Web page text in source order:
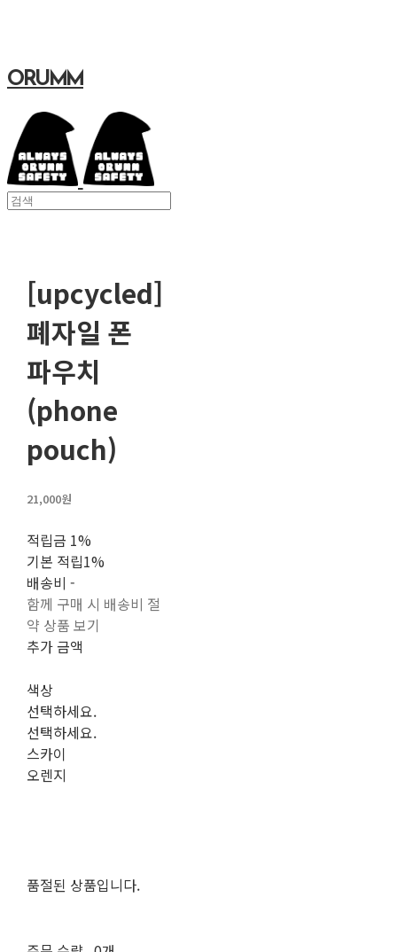
ORUMM
[upcycled]
폐자일 폰
파우치
(phone
pouch)
21,000원
적립금 1%
기본 적립1%
배송비 -
함께 구매 시 배송비 절
약 상품 보기
추가 금액
색상
선택하세요.
선택하세요.
스카이
오렌지
품절된 상품입니다.